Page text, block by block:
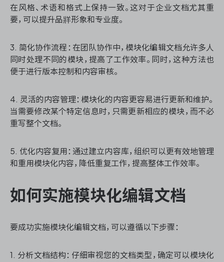
在风格、术语和格式上保持一致。这对于企业文档尤其重
要，可以提升品牂形象和专业度。
3. 简化协作流程：在团队协作中，模块化编辑文档允许多人
同时处理不同的模块，提高了工作效率。同时，这种方法也
便于进行版本控制和内容审核。
4. 灵活的内容管理：模块化的内容更容易进行更新和维护。
当需要修改某个特定信息时，只需更新相应的模块，而不必
重写整个文档。
5. 优化内容复用：通过建立内容库，组织可以更有效地管理
和重用模块化内容，降低重复工作，提高整体工作效率。
如何实施模块化编辑文档
要成功实施模块化编辑文档，可以遵循以下步骤：
1. 分析文档结构：仔细审视您的文档类型，确定可以模块化